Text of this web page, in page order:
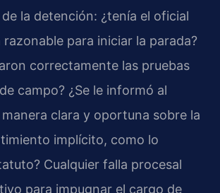
la detención: ¿tenía el oficial
razonable para iniciar la parada?
correctamente las pruebas
campo? ¿Se le informó al
clara y oportuna sobre la
implícito, como lo
Cualquier falla procesal
para impugnar el cargo de